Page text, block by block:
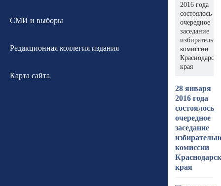
СМИ и выборы
Редакционная коллегия издания
Карта сайта
2016 года
состоялось
очередное
заседание
комиссии
края
28 января
2016 года
состоялось
очередное
заседание
комиссии
края